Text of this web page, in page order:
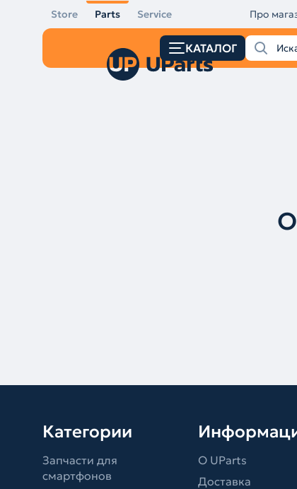
Store Parts Service Про
КАТАЛОГ
Категории
Запчасти для
смартфонов
О UParts
Доставка